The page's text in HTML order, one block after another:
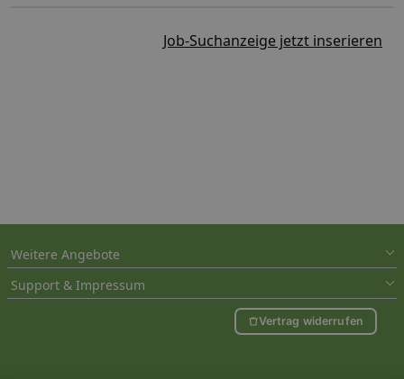
Job-Suchanzeige jetzt inserieren
Weitere Angebote
Support & Impressum
Vertrag widerrufen